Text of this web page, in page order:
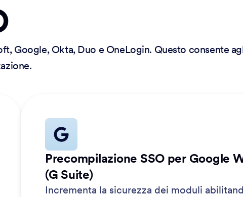
Google, Okta, Duo e OneLogin. Questo consente
Precompilazione SSO per Google
(G Suite)
Incrementa la sicurezza dei moduli